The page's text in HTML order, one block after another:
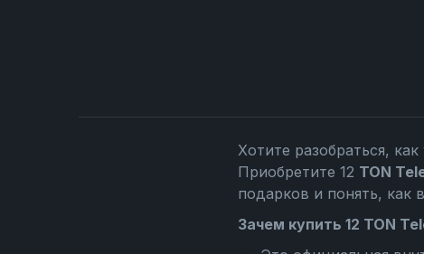
Хотите разобраться,
Приобретите 12 TON
подарков и понять, как
Зачем купить 12 TON